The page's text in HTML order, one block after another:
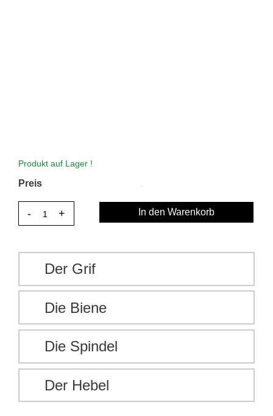
Produkt auf Lager !
Preis
In den Warenkorb
Der Grif
Die Biene
Die Spindel
Der Hebel